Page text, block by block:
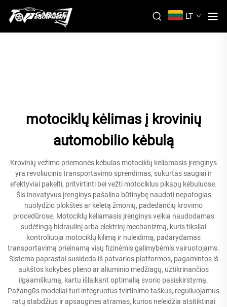
LT
motociklų kėlimas į krovinių
automobilio kėbulą
Krovinių vežimo priemonės kėbulas motociklų keliamasis įrenginys
yra revoliucinis transportavimo sprendimas, sukurtas saugiai ir
efektyviai pakelti, pritvirtinti bei vežti motociklus pikapų kėbuluose.
Šis inovatyvus įrenginys pašalina būtinybę naudoti nepatogias
nuolydžio plokštes ar keletą žmonių, padedančių krovimo
procedūrose. Motociklų keliamasis įrenginys veikia naudodamas
sudėtingą hidraulinį arba elektrinį mechanizmą, kuris tiksliai
kontroliuoja motociklų kilimą ir nuleidimą, padarydamas
transportavimą prieinamą visų fizinėmis galimybėmis vairuotojams.
Sistema paprastai susideda iš patvarios platformos, pagamintos iš
aukštos kokybės plieno ar aliuminio medžiagų, užtikrinančios
ilgaamškumą, kartu išlaikant optimalią svorio pasiskirstymą.
Pažangūs modeliai turi integruotus tvirtinimo taškus, reguliuojamus
ratų stabdžius ir apsaugines atramas, kurios neleidžia atsitiktinai